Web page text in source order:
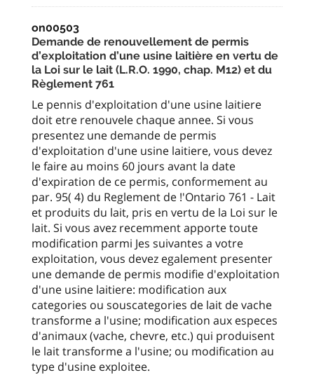
on00503
Demande de renouvellement de permis
d’exploitation d’une usine laitière en vertu de
la Loi sur le lait (L.R.O. 1990, chap. M12) et du
Règlement 761
Le pennis d'exploitation d'une usine laitiere
doit etre renouvele chaque annee. Si vous
presentez une demande de permis
d'exploitation d'une usine laitiere, vous devez
le faire au moins 60 jours avant la date
d'expiration de ce permis, conformement au
par. 95( 4) du Reglement de !'Ontario 761 - Lait
et produits du lait, pris en vertu de la Loi sur le
lait. Si vous avez recemment apporte toute
modification parmi Jes suivantes a votre
exploitation, vous devez egalement presenter
une demande de permis modifie d'exploitation
d'une usine laitiere: modification aux
categories ou souscategories de lait de vache
transforme a l'usine; modification aux especes
d'animaux (vache, chevre, etc.) qui produisent
le lait transforme a l'usine; ou modification au
type d'usine exploitee.